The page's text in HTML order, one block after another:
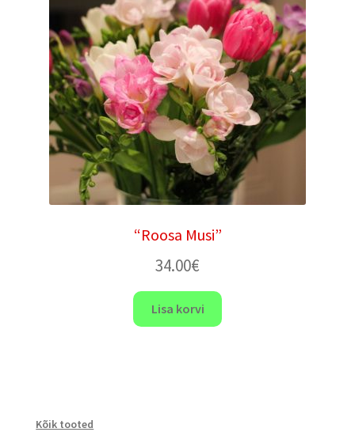
“Roosa Musi”
34.00€
Lisa korvi
Kõik tooted